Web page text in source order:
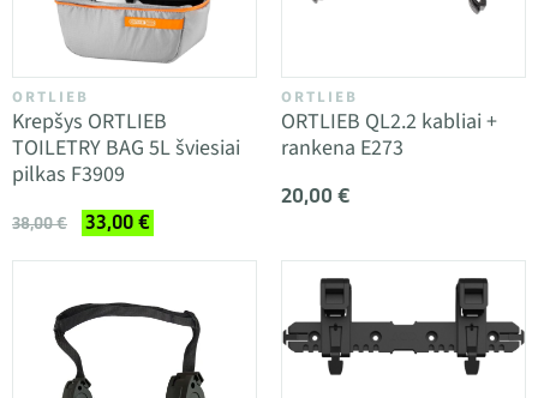
ORTLIEB
Krepšys ORTLIEB
TOILETRY BAG 5L šviesiai
pilkas F3909
38,00 € 33,00 €
ORTLIEB
ORTLIEB QL2.2 kabliai +
rankena E273
20,00 €